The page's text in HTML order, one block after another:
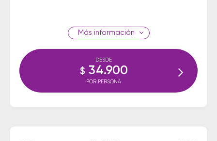
información
DESDE
$ 34.900
POR PERSONA